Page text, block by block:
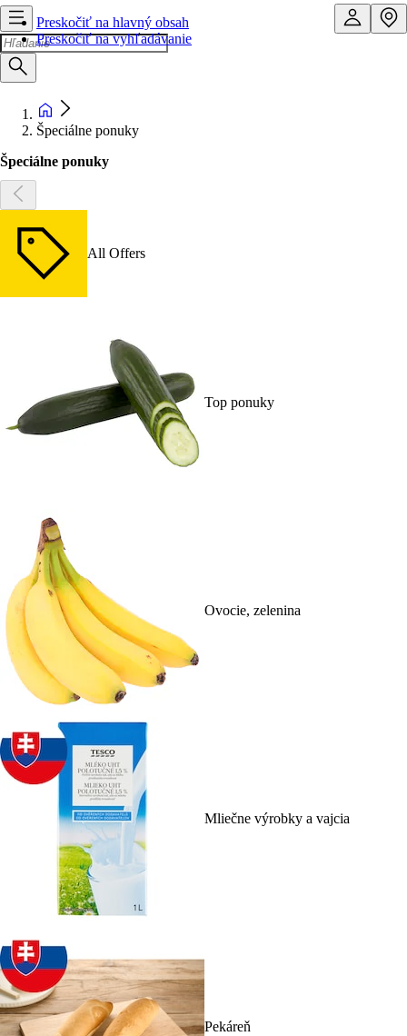
Preskočiť na hlavný obsah
Preskočiť na vyhľadávanie
Špeciálne ponuky
Špeciálne ponuky
All Offers
Top ponuky
Ovocie, zelenina
Mliečne výrobky a vajcia
Pekáreň